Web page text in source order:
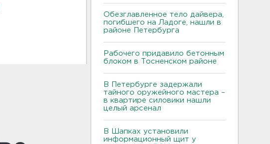
Обезглавленное тело дайвера,
погибшего на Ладоге, нашли в
районе Петербурга
Рабочего придавило бетонным
блоком в Тосненском районе
В Петербурге задержали
тайного оружейного мастера –
в квартире силовики нашли
целый арсенал
В Шапках установили
информационный щит у